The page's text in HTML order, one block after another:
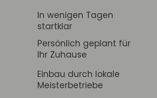
In wenigen Tagen
startklar
Persönlich geplant für
Ihr Zuhause
Einbau durch lokale
Meisterbetriebe